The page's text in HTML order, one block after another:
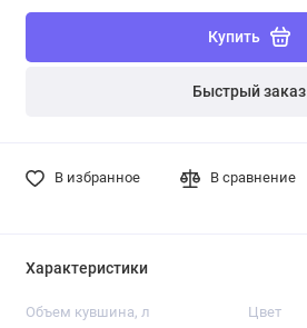
Купить
Быстрый заказ
В избранное В сравнение
Характеристики
Объем кувшина, л Цвет